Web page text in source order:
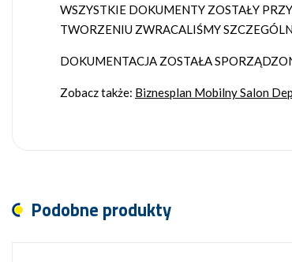
WSZYSTKIE DOKUMENTY ZOSTAŁY
TWORZENIU ZWRACALIŚMY
DOKUMENTACJA ZOSTAŁA
Zobacz także: Biznesplan Mobilny Salon
Podobne produkty